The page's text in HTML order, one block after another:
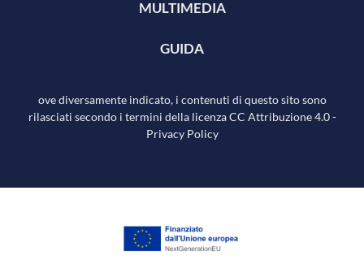
MULTIMEDIA
GUIDA
ove diversamente indicato, i contenuti di questo sito sono
rilasciati secondo i termini della licenza CC Attribuzione 4.0-
Privacy Policy